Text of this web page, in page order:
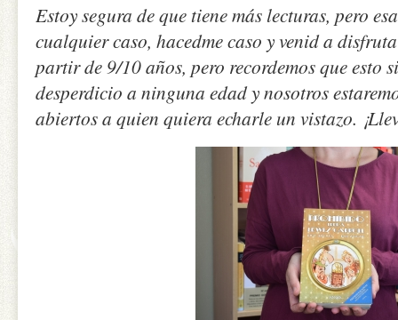
Estoy segura de que tiene más lecturas, pero
cualquier caso, hacedme caso y venid a
partir de 9/10 años, pero recordemos que esto
desperdicio a ninguna edad y nosotros
abiertos a quien quiera echarle un vistazo.